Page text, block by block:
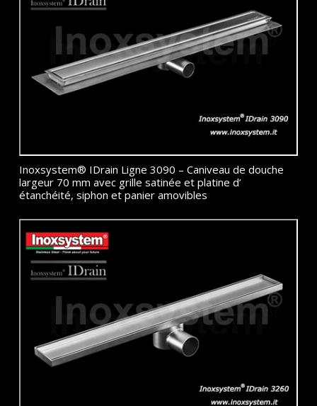
Inoxsystem® IDrain Ligne 3090 – Caniveau de douche
largeur 70 mm avec grille satinée et platine d’
étanchéité, siphon et panier amovibles